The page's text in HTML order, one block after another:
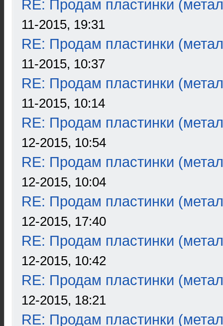
RE: Продам пластинки
11-2015, 19:31
RE: Продам пластинки
11-2015, 10:37
RE: Продам пластинки
11-2015, 10:14
RE: Продам пластинки
12-2015, 10:54
RE: Продам пластинки
12-2015, 10:04
RE: Продам пластинки
12-2015, 17:40
RE: Продам пластинки
12-2015, 10:42
RE: Продам пластинки
12-2015, 18:21
RE: Продам пластинки